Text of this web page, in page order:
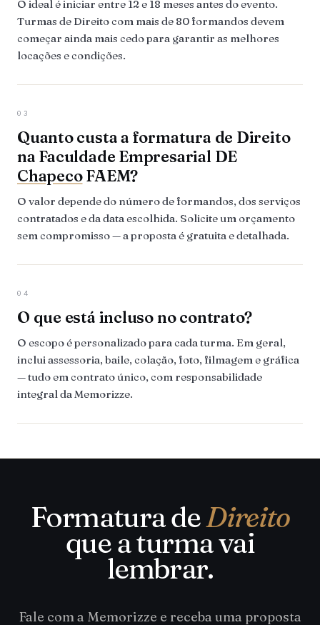
O ideal é iniciar entre 12 e 18 meses antes do evento.
Turmas de Direito com mais de 80 formandos devem
começar ainda mais cedo para garantir as melhores
locações e condições.
03
Quanto custa a formatura de Direito
na Faculdade Empresarial DE
ChapecoFAEM?
O valor depende do número de formandos, dos serviços
contratados e da data escolhida. Solicite um orçamento
sem compromisso — a proposta é gratuita e detalhada.
04
O que está incluso no contrato?
O escopo é personalizado para cada turma. Em geral,
inclui assessoria, baile, colação, foto, filmagem e gráfica
— tudo em contrato único, com responsabilidade
integral da Memorizze.
Formatura deDireito
que a turma vai
lembrar.
Fale com a Memorizze e receba uma proposta